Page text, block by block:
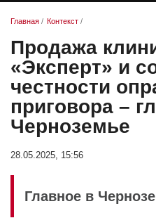
Главная / Контекст /
Продажа
«Эксперт» и
честности
приговора –
Черноземье
28.05.2025, 15:56
Главное в